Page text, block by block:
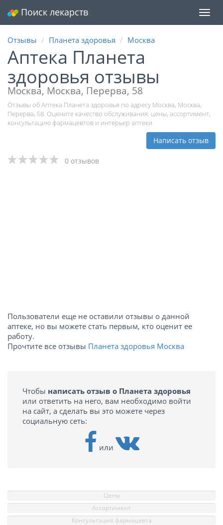
Поиск лекарств
Отзывы Планета здоровья Москва
Аптека Планета
здоровья отзывы
Москва, Москва, Перерва, 58
Отзывы об Аптека Планета здоровья по адресу Москва, Москва,
Перерва, 58. Оцените качество обслуживания: цены, ассортимент,
консультацию фармацевтов и интерьер аптеки
Написать отзыв
0 отзывов
Пользователи еще не оставили отзывы о данной
аптеке, но вы можете стать первым, кто оценит ее
работу.
Прочтите все отзывы Планета здоровья Москва
Чтобы написать отзыв о Планета здоровья
или ответить на него, вам необходимо войти
на сайт, а сделать вы это можете через
социальную сеть:
или
Цены
Ассортимент
Консультация фармацевта